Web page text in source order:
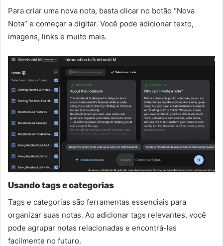
Para criar uma nova nota, basta clicar no botão “Nova
Nota” e começar a digitar. Você pode adicionar texto,
imagens, links e muito mais.
Usando tags e categorias
Tags e categorias são ferramentas essenciais para
organizar suas notas. Ao adicionar tags relevantes, você
pode agrupar notas relacionadas e encontrá-las
facilmente no futuro.